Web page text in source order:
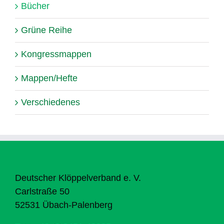
Bücher
Grüne Reihe
Kongressmappen
Mappen/Hefte
Verschiedenes
Deutscher Klöppelverband e. V.
Carlstraße 50
52531 Übach-Palenberg